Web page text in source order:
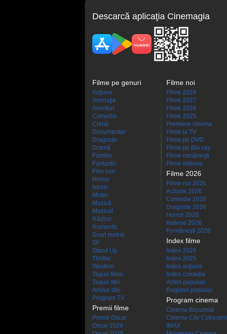
Descarcă aplicaţia Cinemagia
Filme pe genuri
Acţiune
Animaţie
Aventuri
Comedie
Crimă
Documentar
Dragoste
Dramă
Familie
Fantastic
Film noir
Horror
Istoric
Mister
Muzică
Muzical
Război
Romantic
Scurt metraj
SF
Stand Up
Thriller
Western
Taguri filme
Taguri stiri
Arhiva stiri
Program TV
Premii filme
Premii Oscar
Oscar 2026
Filme noi
Filme 2028
Filme 2027
Filme 2026
Filme 2025
Premiere cinema
Filme la TV
Filme pe DVD
Filme pe Blu-ray
Filme româneşti
Filme indiene
Filme 2026
Filme noi 2026
Actiune 2026
Comedie 2026
Dragoste 2026
Horror 2026
Indiene 2026
Româneşti 2026
Index filme
Index 2026
Index 2025
Index acţiune
Index comedie
Actori populari
Regizori populari
Program cinema
Cinema Bucuresti
Cinema City Cotroceni
IMAX